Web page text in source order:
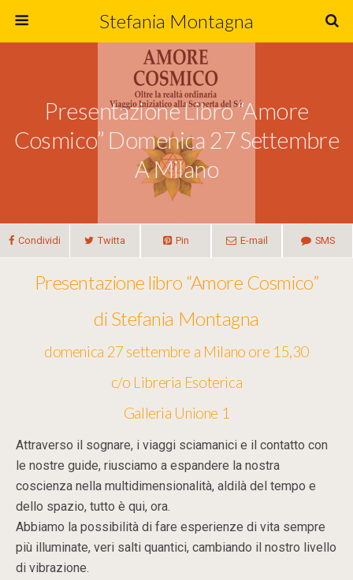
Stefania Montagna
Presentazione Libro “Amore
Cosmico” Domenica 27 Settembre
A Milano
Condividi Twitta Pin E-mail SMS
Presentazione libro “Amore Cosmico”
di Stefania Montagna
domenica 27 settembre a Milano ore 15,30
c/o Libreria Esoterica
Galleria Unione 1
Attraverso il sognare, i viaggi sciamanici e il contatto con
le nostre guide, riusciamo a espandere la nostra
coscienza nella multidimensionalità, aldilà del tempo e
dello spazio, tutto è qui, ora.
Abbiamo la possibilità di fare esperienze di vita sempre
più illuminate, veri salti quantici, cambiando il nostro livello
di vibrazione.